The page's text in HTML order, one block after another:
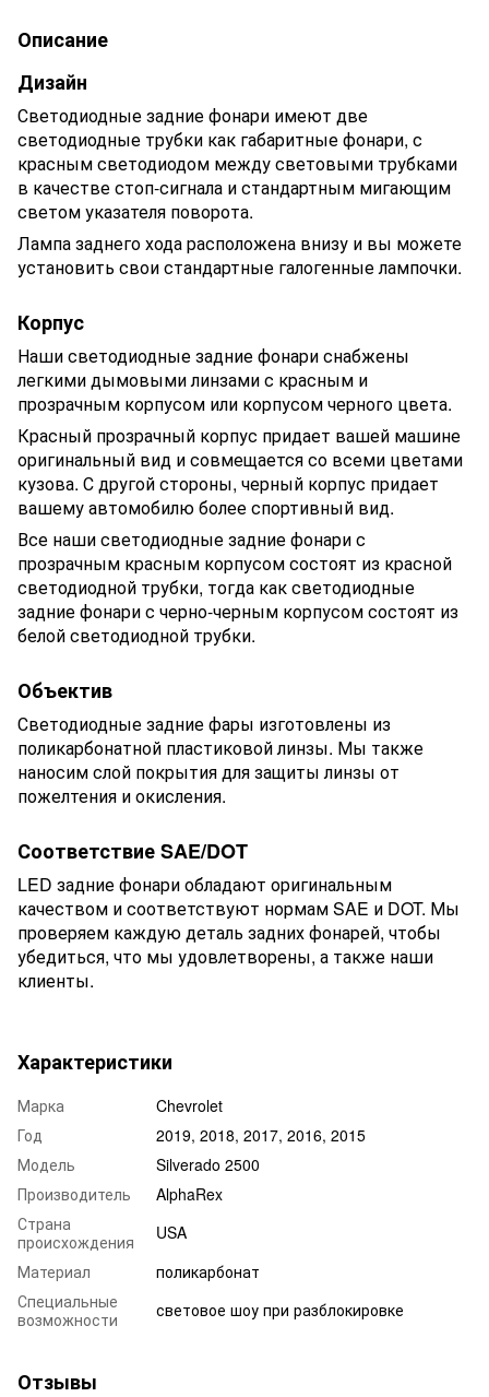
Описание
Дизайн
Светодиодные задние фонари имеют две
светодиодные трубки как габаритные фонари, с
красным светодиодом между световыми трубками
в качестве стоп-сигнала и стандартным мигающим
светом указателя поворота.
Лампа заднего хода расположена внизу и вы можете
установить свои стандартные галогенные лампочки.
Корпус
Наши светодиодные задние фонари снабжены
легкими дымовыми линзами с красным и
прозрачным корпусом или корпусом черного цвета.
Красный прозрачный корпус придает вашей машине
оригинальный вид и совмещается со всеми цветами
кузова. С другой стороны, черный корпус придает
вашему автомобилю более спортивный вид.
Все наши светодиодные задние фонари с
прозрачным красным корпусом состоят из красной
светодиодной трубки, тогда как светодиодные
задние фонари с черно-черным корпусом состоят из
белой светодиодной трубки.
Объектив
Светодиодные задние фары изготовлены из
поликарбонатной пластиковой линзы. Мы также
наносим слой покрытия для защиты линзы от
пожелтения и окисления.
Соответствие SAE/DOT
LED задние фонари обладают оригинальным
качеством и соответствуют нормам SAE и DOT. Мы
проверяем каждую деталь задних фонарей, чтобы
убедиться, что мы удовлетворены, а также наши
клиенты.
Характеристики
Марка
Chevrolet
Год
2019, 2018, 2017, 2016, 2015
Модель
Silverado 2500
Производитель
AlphaRex
Страна
происхождения
USA
Материал
поликарбонат
Специальные
возможности
световое шоу при разблокировке
Отзывы